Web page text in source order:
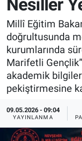
Nesiller
Millî Eğitim
doğrultusunda
kurumlarında
Marifetli
akademik
pekiştirmesine
09.05.2026 - 09:04
YAYINLANMA
Sağlık
Yerel
Genel
Asayiş
İlan - Duyuru-
Türkiye
Sizden
Yaşam
Sağlık
İlan - Duyuru-
Türkiye
Sizden